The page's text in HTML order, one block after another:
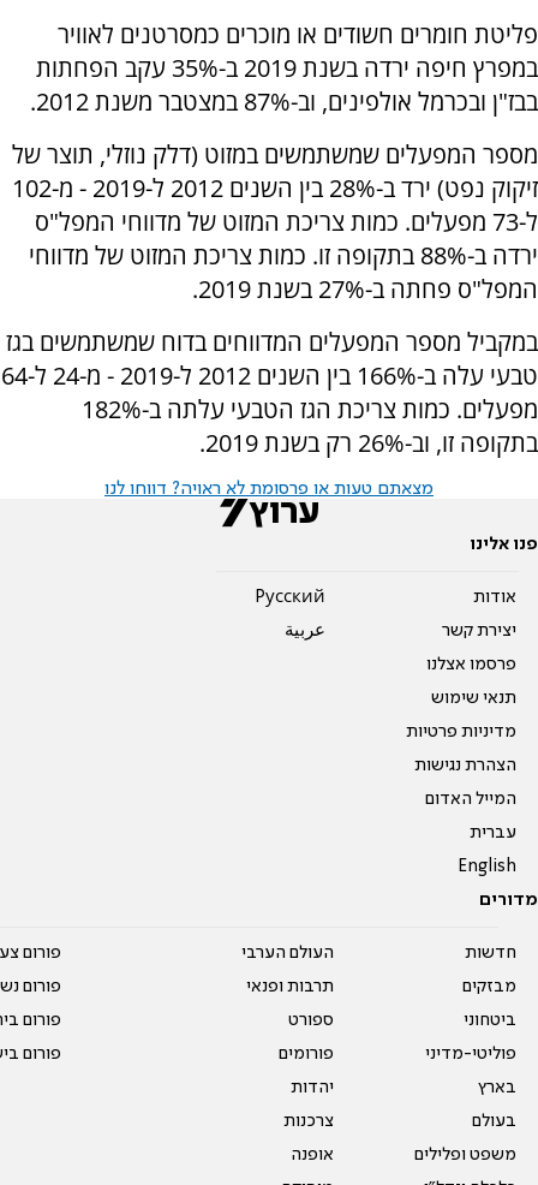
פליטת חומרים חשודים או מוכרים כמסרטנים לאוויר
במפרץ חיפה ירדה בשנת 2019 ב-35% עקב הפחתות
בבז"ן ובכרמל אולפינים, וב-87% במצטבר משנת 2012.
מספר המפעלים שמשתמשים במזוט (דלק נוזלי, תוצר של
זיקוק נפט) ירד ב-28% בין השנים 2012 ל-2019 - מ-102
ל-73 מפעלים. כמות צריכת המזוט של מדווחי המפל"ס
ירדה ב-88% בתקופה זו. כמות צריכת המזוט של מדווחי
המפל"ס פחתה ב-27% בשנת 2019.
במקביל מספר המפעלים המדווחים בדוח שמשתמשים בגז
טבעי עלה ב-166% בין השנים 2012 ל-2019 - מ-24 ל-64
מפעלים. כמות צריכת הגז הטבעי עלתה ב-182%
בתקופה זו, וב-26% רק בשנת 2019.
מצאתם טעות או פרסומת לא ראויה? דווחו לנו
פנו אלינו
אודות
יצירת קשר
פרסמו אצלנו
תנאי שימוש
מדיניות פרטיות
הצהרת נגישות
המייל האדום
עברית
English
Pусский
عربية
מדורים
חדשות
מבזקים
ביטחוני
פוליטי-מדיני
בארץ
בעולם
משפט ופלילים
העולם הערבי
תרבות ופנאי
ספורט
פורומים
יהדות
צרכנות
אופנה
פורום
פורום
פורום
פורום